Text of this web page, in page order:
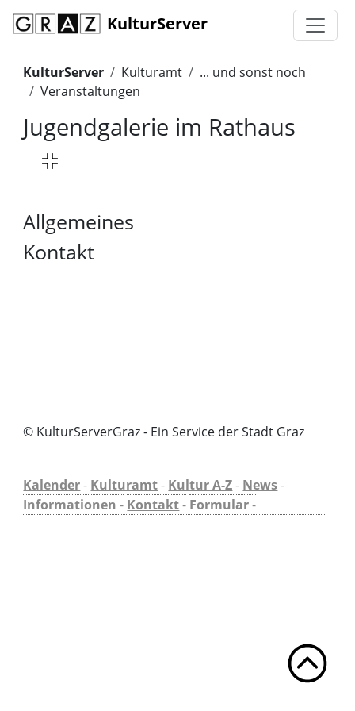
KulturServer
KulturServer Kulturamt
... und sonst noch
Veranstaltungen
Jugendgalerie im Rathaus
Allgemeines
Kontakt
© KulturServerGraz - Ein Service der Stadt Graz
Kalender- Kulturamt- Kultur A-Z- News-
Informationen - Kontakt- Formular-